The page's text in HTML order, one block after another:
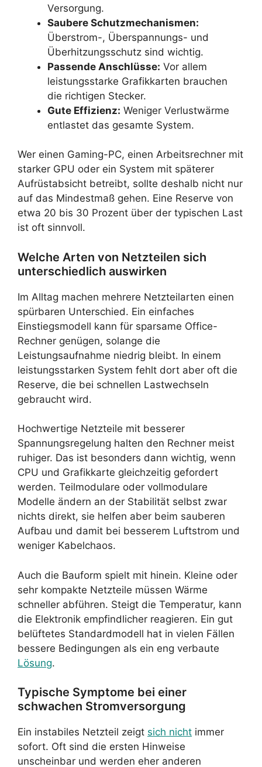
Versorgung.
Saubere Schutzmechanismen:
Überstrom-, Überspannungs- und
Überhitzungsschutz sind wichtig.
Passende Anschlüsse: Vor allem
leistungsstarke Grafikkarten brauchen
die richtigen Stecker.
Gute Effizienz: Weniger Verlustwärme
entlastet das gesamte System.
Wer einen Gaming-PC, einen Arbeitsrechner mit
starker GPU oder ein System mit späterer
Aufrüstabsicht betreibt, sollte deshalb nicht nur
auf das Mindestmaß gehen. Eine Reserve von
etwa 20 bis 30 Prozent über der typischen Last
ist oft sinnvoll.
Welche Arten von Netzteilen sich
unterschiedlich auswirken
Im Alltag machen mehrere Netzteilarten einen
spürbaren Unterschied. Ein einfaches
Einstiegsmodell kann für sparsame Office-
Rechner genügen, solange die
Leistungsaufnahme niedrig bleibt. In einem
leistungsstarken System fehlt dort aber oft die
Reserve, die bei schnellen Lastwechseln
gebraucht wird.
Hochwertige Netzteile mit besserer
Spannungsregelung halten den Rechner meist
ruhiger. Das ist besonders dann wichtig, wenn
CPU und Grafikkarte gleichzeitig gefordert
werden. Teilmodulare oder vollmodulare
Modelle ändern an der Stabilität selbst zwar
nichts direkt, sie helfen aber beim sauberen
Aufbau und damit bei besserem Luftstrom und
weniger Kabelchaos.
Auch die Bauform spielt mit hinein. Kleine oder
sehr kompakte Netzteile müssen Wärme
schneller abführen. Steigt die Temperatur, kann
die Elektronik empfindlicher reagieren. Ein gut
belüftetes Standardmodell hat in vielen Fällen
bessere Bedingungen als ein eng verbaute
Lösung.
Typische Symptome bei einer
schwachen Stromversorgung
Ein instabiles Netzteil zeigt sich nicht immer
sofort. Oft sind die ersten Hinweise
unscheinbar und werden eher anderen